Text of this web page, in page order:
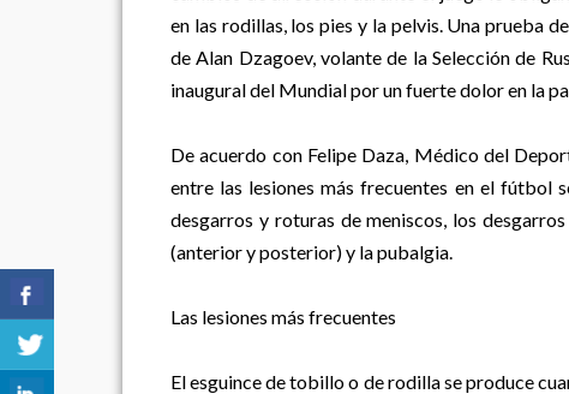
en las rodillas, los pies y la pelvis. Una prueba
de Alan Dzagoev, volante de la Selección de
inaugural del Mundial por un fuerte dolor en la
De acuerdo con Felipe Daza, Médico del
entre las lesiones más frecuentes en el fútbol
desgarros y roturas de meniscos, los
(anterior y posterior) y la pubalgia.
Las lesiones más frecuentes
El esguince de tobillo o de rodilla se produce